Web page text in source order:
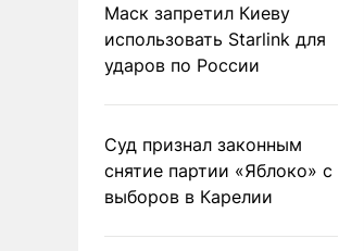
Маск запретил Киеву
использовать Starlink для
ударов по России
Суд признал законным
снятие партии «Яблоко» с
выборов в Карелии